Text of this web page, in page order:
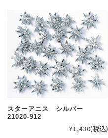
スターアニス シルバー
21020-912
¥1,430(税込)